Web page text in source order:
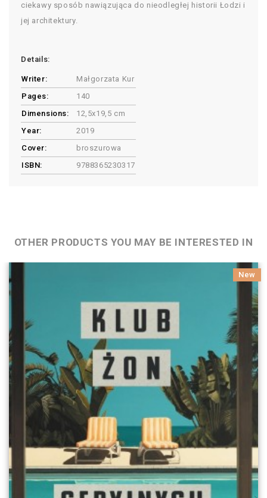
ciekawy sposób nawiązująca do nieodległej historii Łodzi i
jej architektury.
Details:
Writer:
Małgorzata Kur
Pages:
140
Dimensions:
12,5x19,5 cm
Year:
2019
Cover:
broszurowa
ISBN:
9788365230317
OTHER PRODUCTS YOU MAY BE INTERESTED IN
New